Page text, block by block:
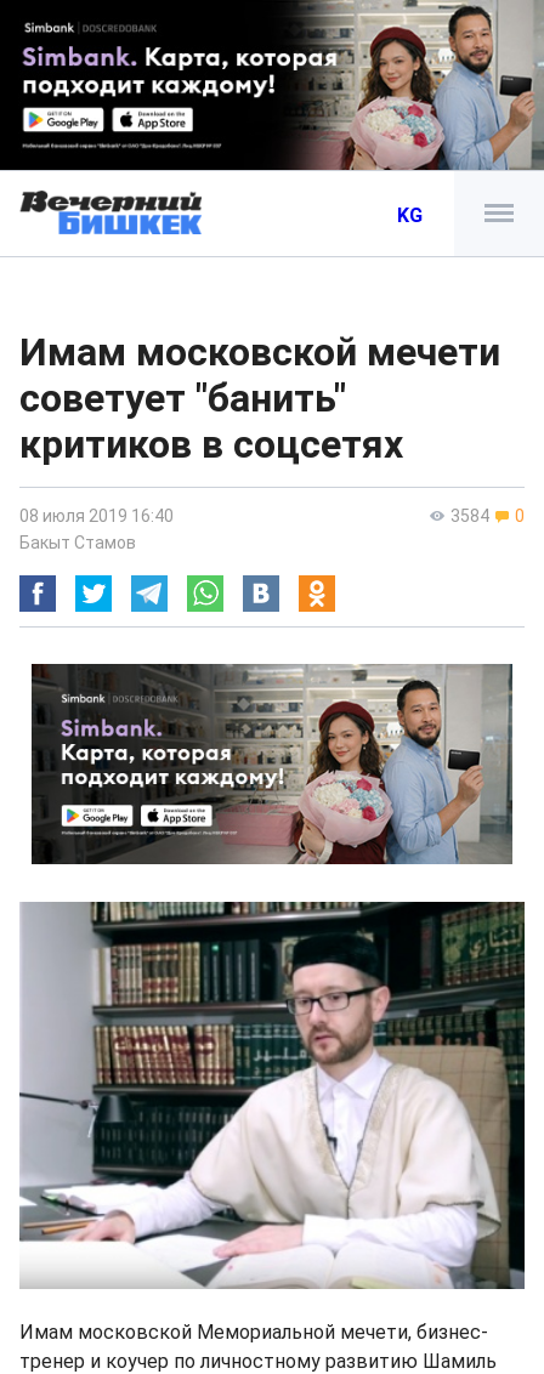
KG
Имам московской мечети
советует "банить"
критиков в соцсетях
3584 0
08 июля 2019 16:40
Бакыт Стамов
Имам московской Мемориальной мечети, бизнес-
тренер и коучер по личностному развитию Шамиль